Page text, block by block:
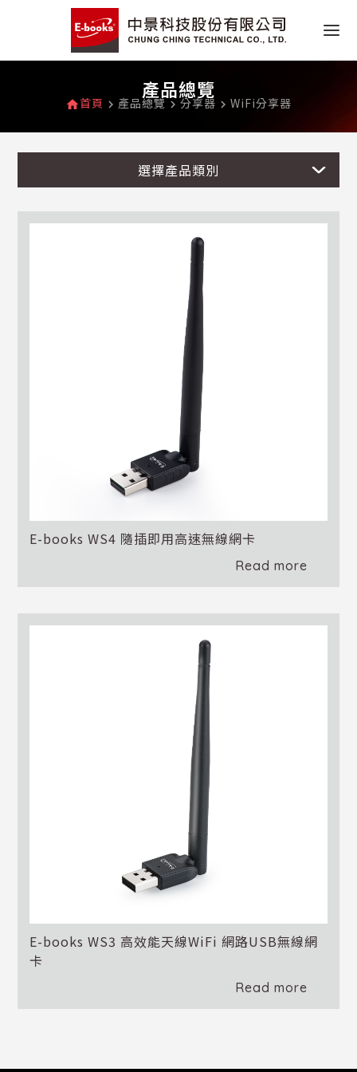
產品總覽
home首頁 navigate_next 產品總覽 navigate_next 分享器 navigate_next WiFi分享器
選擇產品類別
E-books WS4 隨插即用高速無線網卡
Read more
E-books WS3 高效能天線WiFi 網路USB無線網
卡
Read more